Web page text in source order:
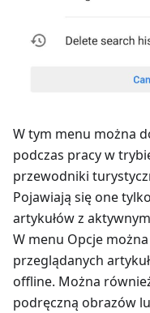
W tym menu można
podczas pracy w
przewodniki
Pojawiają się one
artykułów z
W menu Opcje
przeglądanych
offline. Można
podręczną obrazów